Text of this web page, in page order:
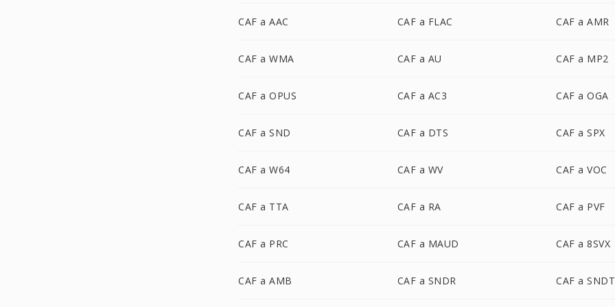
CAF a AAC CAF a FLAC CAF a AMR
CAF a WMA CAF a AU CAF a MP2
CAF a OPUS CAF a AC3 CAF a OGA
CAF a SND CAF a DTS CAF a SPX
CAF a W64 CAF a WV CAF a VOC
CAF a TTA CAF a RA CAF a PVF
CAF a PRC CAF a MAUD CAF a 8SVX
CAF a AMB CAF a SNDR CAF a SNDT